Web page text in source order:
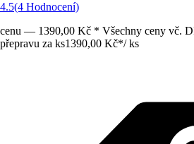
4.5(4 Hodnocení)
cenu — 1390,00 Kč * Všechny ceny vč.
přepravu za ks1390,00 Kč*/ ks